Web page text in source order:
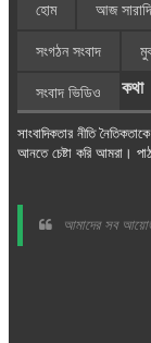
হোম আজ
সংগঠন সংবাদ
সংবাদ ভিডিও কথা
সাংবাদিকতার নীতি
আনতে চেষ্টা করি আমরা।
আমাদের সব